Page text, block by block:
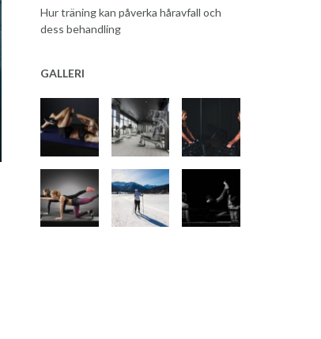
Hur träning kan påverka håravfall och
dess behandling
GALLERI